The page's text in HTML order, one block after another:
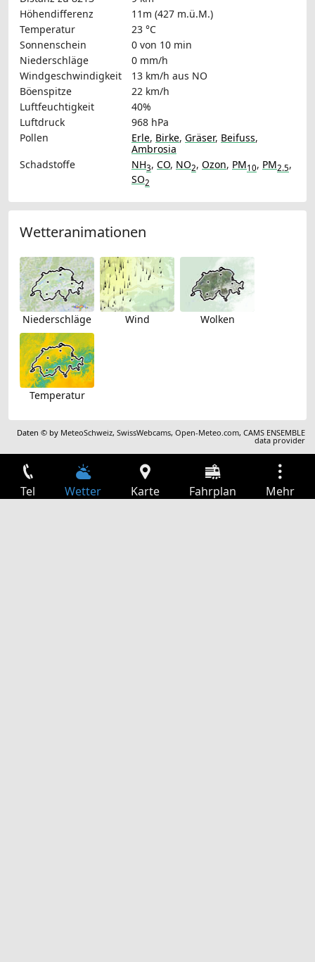
Höhendifferenz
11m (427 m.ü.M.)
Temperatur
23 °C
Sonnenschein
0 von 10 min
Niederschläge
0 mm/h
Windgeschwindigkeit
13 km/h aus NO
Böenspitze
22 km/h
Luftfeuchtigkeit
40%
Luftdruck
968 hPa
Pollen
Erle, Birke, Gräser, Beifuss,
Ambrosia
Schadstoffe
NH3, CO, NO2, Ozon, PM10, PM2.5,
SO2
Wetteranimationen
Niederschläge Wind Wolken
Temperatur
Daten © by MeteoSchweiz,SwissWebcams,Open-Meteo.com,CAMS ENSEMBLE
data provider
Tel Wetter Karte Fahrplan Mehr